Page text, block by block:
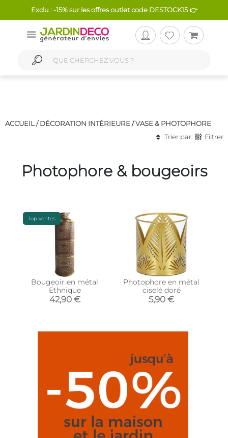
Exclu : -15% sur les offres outlet code DESTOCK15 👉
ACCUEIL / DÉCORATION INTÉRIEURE/VASE & PHOTOPHORE
Trier par
Filtrer
Photophore & bougeoirs
Top ventes
Bougeoir en métal
Ethnique
42,90 €
Photophore en métal
ciselé doré
5,90 €